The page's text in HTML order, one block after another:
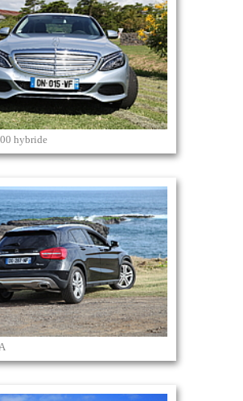
hybride